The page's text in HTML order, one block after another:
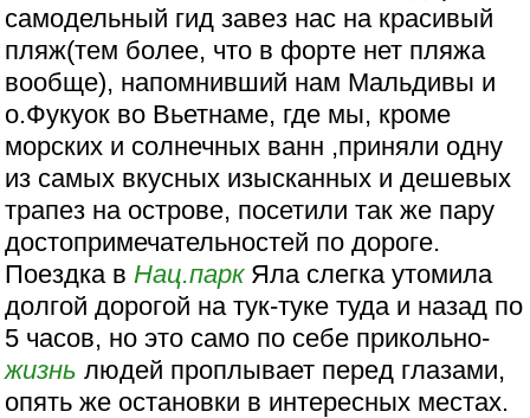
самодельный гид завез нас на красивый
пляж(тем более, что в форте нет пляжа
вообще), напомнивший нам Мальдивы и
о.Фукуок во Вьетнаме, где мы, кроме
морских и солнечных ванн ,приняли одну
из самых вкусных изысканных и дешевых
трапез на острове, посетили так же пару
достопримечательностей по дороге.
Поездка в Нац.паркЯла слегка утомила
долгой дорогой на тук-туке туда и назад по
5 часов, но это само по себе прикольно-
жизнь людей проплывает перед глазами,
опять же остановки в интересных местах.